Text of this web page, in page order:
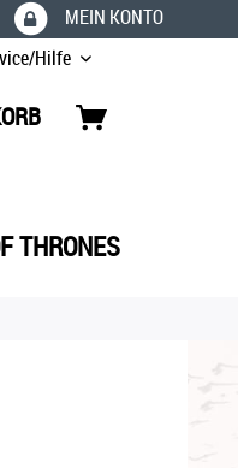
MEIN KONTO
Hilfe
THRONES